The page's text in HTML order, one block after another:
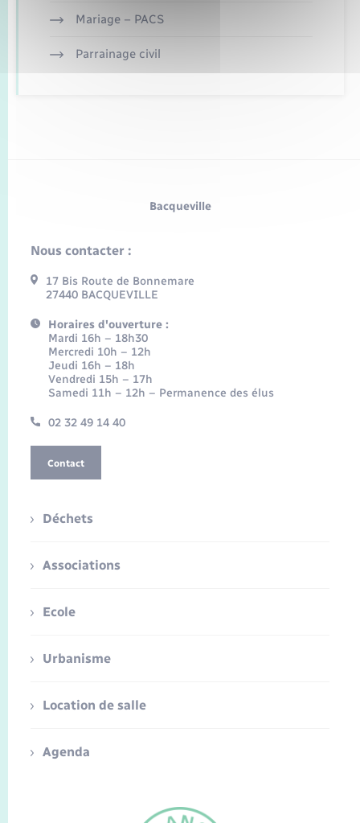
Mariage – PACS
Parrainage civil
Bacqueville
Nous contacter :
17 Bis Route de Bonnemare
27440 BACQUEVILLE
Horaires d'ouverture :
Mardi 16h – 18h30
Mercredi 10h – 12h
Jeudi 16h – 18h
Vendredi 15h – 17h
Samedi 11h – 12h – Permanence des élus
02 32 49 14 40
Contact
Déchets
Associations
Ecole
Urbanisme
Location de salle
Agenda